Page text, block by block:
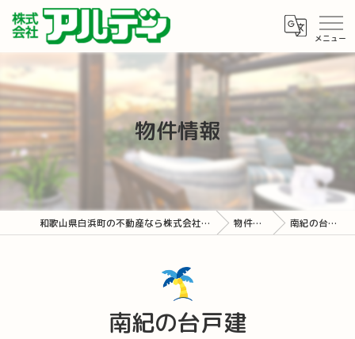
物件情報
和歌山県白浜町の不動産なら株式会社アルディ 物件情報 南紀の台戸建
南紀の台戸建